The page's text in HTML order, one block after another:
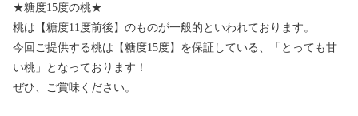
★糖度15度の桃★
桃は【糖度11度前後】のものが一般的といわれております。
今回ご提供する桃は【糖度15度】を保証している、「とっても甘
い桃」となっております！
ぜひ、ご賞味ください。